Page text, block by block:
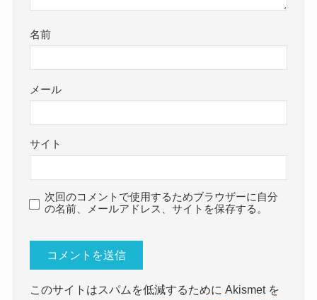
名前
メール
サイト
次回のコメントで使用するためブラウザーに自分
の名前、メールアドレス、サイトを保存する。
このサイトはスパムを低減するために Akismet を